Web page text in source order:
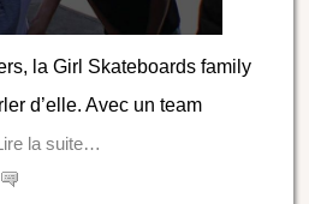
la Girl Skateboards family
d’elle. Avec un team
la suite…